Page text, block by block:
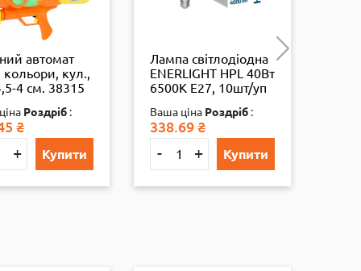
автомат
кольори, кул.,
4 см. 38315
Роздріб :
₴
+ Купити
Лампа світлодіодна
ENERLIGHT HPL 40Вт
6500K E27, 10шт/уп
Ваша ціна Роздріб :
338.69 ₴
- + Купити